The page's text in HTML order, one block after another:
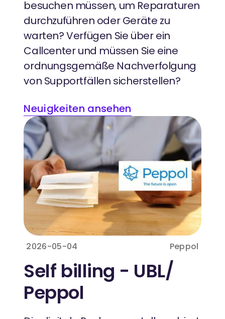
besuchen müssen, um Reparaturen
durchzuführen oder Geräte zu
warten? Verfügen Sie über ein
Callcenter und müssen Sie eine
ordnungsgemäße Nachverfolgung
von Supportfällen sicherstellen?
Neuigkeiten ansehen
2026-05-04 Peppol
Self billing - UBL/
Peppol